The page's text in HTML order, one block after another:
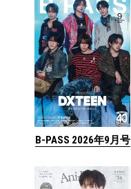
B-PASS 2026年9月号